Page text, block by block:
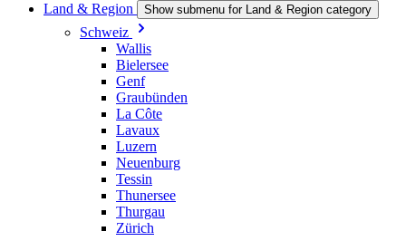
Land & Region
Show submenu for Land & Region category
Schweiz
Wallis
Bielersee
Genf
Graubünden
La Côte
Lavaux
Luzern
Neuenburg
Tessin
Thunersee
Thurgau
Zürich